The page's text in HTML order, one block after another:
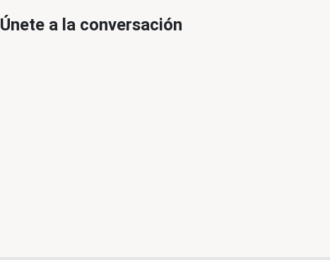
Únete a la conversación